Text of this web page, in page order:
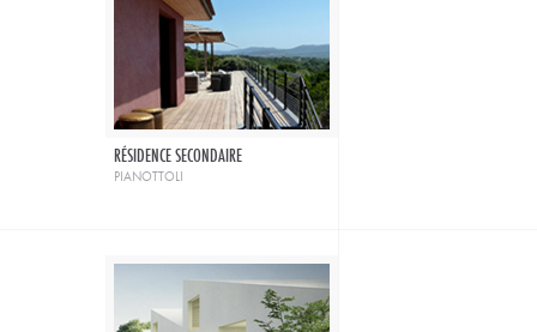
RÉSIDENCE SECONDAIRE
pianottoli